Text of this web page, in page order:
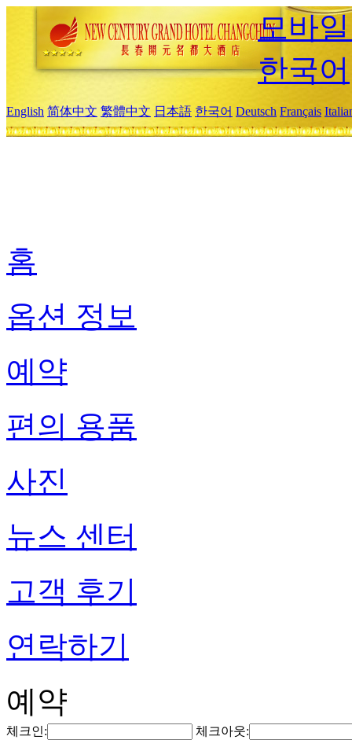
모바
한국어
English 简体中文 繁體中文 日本語 한국어 Deutsch Français
홈
옵션 정보
예약
편의 용품
사진
뉴스 센터
고객 후기
연락하기
예약
체크인: 체크아웃: